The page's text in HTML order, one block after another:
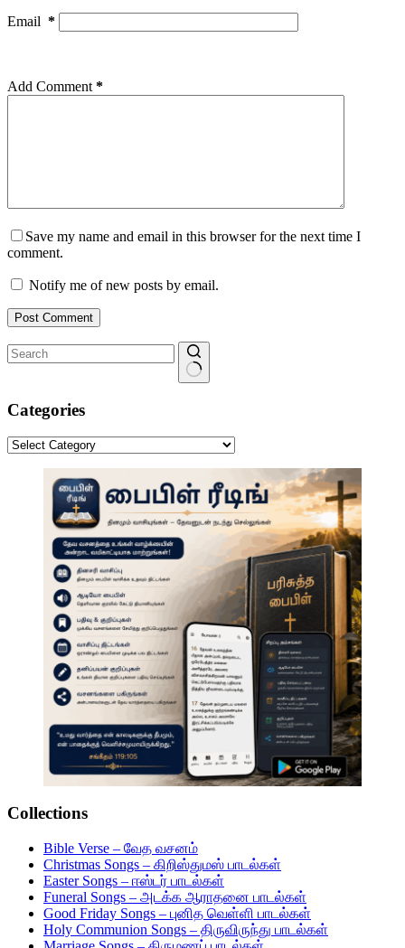
Email *
Add Comment *
Save my name and email in this browser for the next time I
comment.
Notify me of new posts by email.
Post Comment
results
Categories
Categories
Collections
Bible Verse – வேத வசனம்
Christmas Songs – கிறிஸ்துமஸ் பாடல்கள்
Easter Songs – ஈஸ்டர் பாடல்கள்
Funeral Songs – அடக்க ஆராதனை பாடல்கள்
Good Friday Songs – புனித வெள்ளி பாடல்கள்
Holy Communion Songs – திருவிருந்து பாடல்கள்